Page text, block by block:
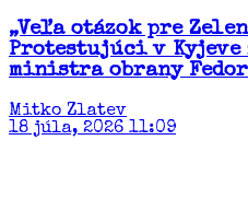
„Veľa otázok pre
Protestujúci v
ministra obrany
Mitko Zlatev
18 júla, 2026 11:09